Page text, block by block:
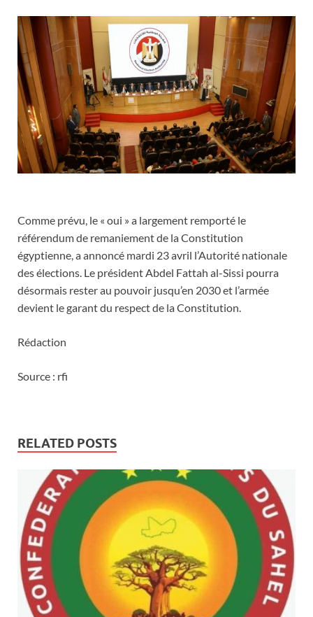
Comme prévu, le « oui » a largement remporté le
référendum de remaniement de la Constitution
égyptienne, a annoncé mardi 23 avril l’Autorité nationale
des élections. Le président Abdel Fattah al-Sissi pourra
désormais rester au pouvoir jusqu’en 2030 et l’armée
devient le garant du respect de la Constitution.
Rédaction
Source : rfi
RELATED POSTS